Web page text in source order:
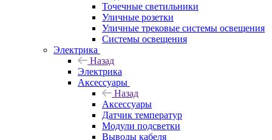
Точечные светильники
Уличные розетки
Уличные трековые системы освещения
Системы освещения
Электрика
Назад
Электрика
Аксессуары
Назад
Аксессуары
Датчик температур
Модули подсветки
Выводы кабеля